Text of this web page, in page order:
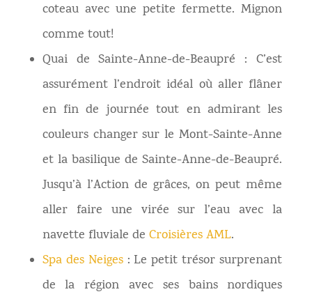
coteau avec une petite fermette. Mignon
comme tout!
Quai de Sainte-Anne-de-Beaupré : C’est
assurément l’endroit idéal où aller flâner
en fin de journée tout en admirant les
couleurs changer sur le Mont-Sainte-Anne
et la basilique de Sainte-Anne-de-Beaupré.
Jusqu’à l’Action de grâces, on peut même
aller faire une virée sur l’eau avec la
navette fluviale de Croisières AML.
Spa des Neiges: Le petit trésor surprenant
de la région avec ses bains nordiques